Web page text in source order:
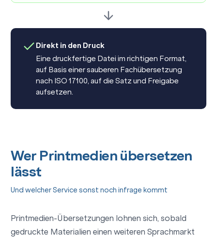
Direkt in den Druck
Eine druckfertige Datei im richtigen Format,
auf Basis einer sauberen Fachübersetzung
nach ISO 17100, auf die Satz und Freigabe
aufsetzen.
Wer Printmedien übersetzen
lässt
Und welcher Service sonst noch infrage kommt
Printmedien-Übersetzungen lohnen sich, sobald
gedruckte Materialien einen weiteren Sprachmarkt